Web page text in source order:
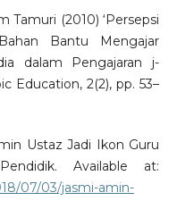
Tamuri (2010) ‘Persepsi
Bantu Mengajar
dalam Pengajaran j-
Education, 2(2), pp. 53–
Ustaz Jadi Ikon Guru
Available at:
07/03/jasmi-amin-